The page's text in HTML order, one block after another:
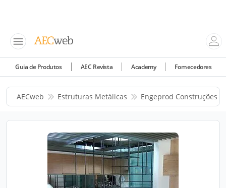
Guia de Produtos AEC Revista Academy Fornecedores
AECweb Estruturas Metálicas Engeprod Construções